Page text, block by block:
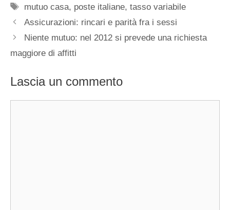
Tag
mutuo casa, poste italiane,tasso variabile
Assicurazioni: rincari e parità fra i sessi
Niente mutuo: nel 2012 si prevede una richiesta
maggiore di affitti
Lascia un commento